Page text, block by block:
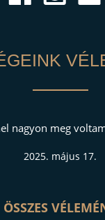
“A
ÖSSZES